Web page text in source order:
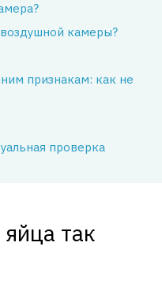
камеры?
признакам: как не
проверка
так